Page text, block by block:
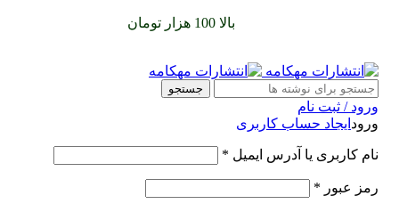
بالا 100 هزار تومان
جستجو
ورود / ثبت نام
ورود ایجاد حساب کاربری
نام کاربری یا آدرس ایمیل *
رمز عبور *